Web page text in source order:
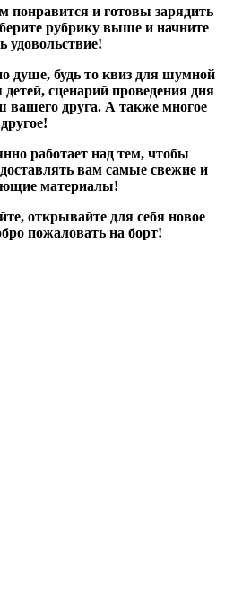
и готовы зарядить
рубрику выше и начните
удовольствие!
душе, будь то квиз для шумной
сценарий проведения дня
друга. А также многое
другое!
работает над тем, чтобы
вам самые свежие и
материалы!
открывайте для себя новое
пожаловать на борт!